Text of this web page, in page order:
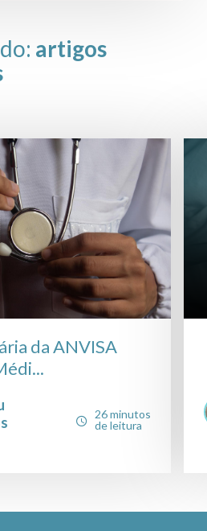
artigos
da ANVISA
26 minutos
de leitura